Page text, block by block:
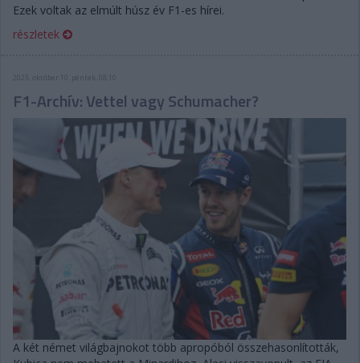
Ezek voltak az elmúlt húsz év F1-es hírei.
részletek
2025. október 10. péntek, 08:10
F1-Archív: Vettel vagy Schumacher?
A két német világbajnokot több apropóból összehasonlították,